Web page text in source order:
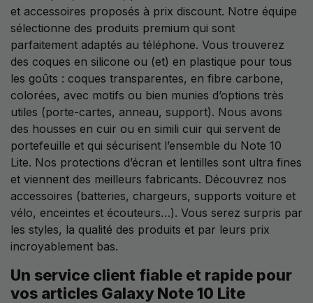
et accessoires proposés à prix discount. Notre équipe
sélectionne des produits premium qui sont
parfaitement adaptés au téléphone. Vous trouverez
des coques en silicone ou (et) en plastique pour tous
les goûts : coques transparentes, en fibre carbone,
colorées, avec motifs ou bien munies d’options très
utiles (porte-cartes, anneau, support). Nous avons
des housses en cuir ou en simili cuir qui servent de
portefeuille et qui sécurisent l’ensemble du Note 10
Lite. Nos protections d’écran et lentilles sont ultra fines
et viennent des meilleurs fabricants. Découvrez nos
accessoires (batteries, chargeurs, supports voiture et
vélo, enceintes et écouteurs…). Vous serez surpris par
les styles, la qualité des produits et par leurs prix
incroyablement bas.
Un service client fiable et rapide pour
vos articles Galaxy Note 10 Lite